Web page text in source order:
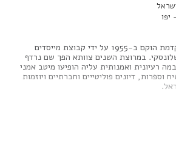
יפו
צוותא המרכז לתרבות מתקדמת הוקם ב-1955 על ידי קבוצת מייסדים
במרוצת השנים צוותא הפך שם נרדף
רעיונית ואמנותית עליה הופיעו מיטב אמני
דיונים פוליטייים וחברתיים ויוזמות
של הפקות מקור ופסטיבלים שנולדו בצוותא
רבים כל כך בעולם התיאטרון, המוזיקה והבידור